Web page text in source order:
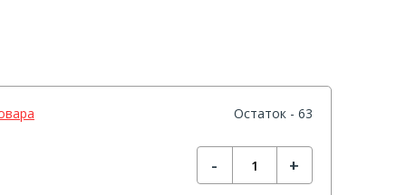
Остаток - 63
- +